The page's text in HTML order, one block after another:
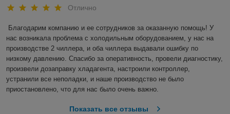
Отлично
Благодарим компанию и ее сотрудников за оказанную помощь! У
нас возникала проблема с холодильным оборудованием, у нас на
производстве 2 чиллера, и оба чиллера выдавали ошибку по
низкому давлению. Спасибо за оперативность, провели диагностику,
произвели дозаправку хладагента, настроили контроллер,
устранили все неполадки, и наше производство не было
приостановлено, что для нас было очень важно.
Показать все отзывы